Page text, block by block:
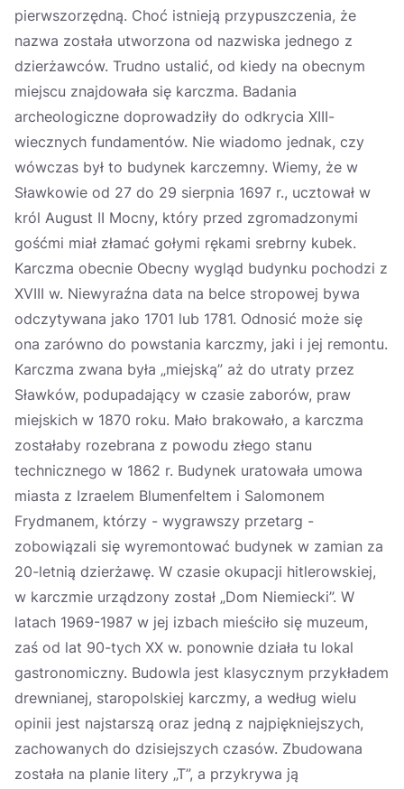
pierwszorzędną. Choć istnieją przypuszczenia, że
nazwa została utworzona od nazwiska jednego z
dzierżawców. Trudno ustalić, od kiedy na obecnym
miejscu znajdowała się karczma. Badania
archeologiczne doprowadziły do odkrycia XIII-
wiecznych fundamentów. Nie wiadomo jednak, czy
wówczas był to budynek karczemny. Wiemy, że w
Sławkowie od 27 do 29 sierpnia 1697 r., ucztował w
król August II Mocny, który przed zgromadzonymi
gośćmi miał złamać gołymi rękami srebrny kubek.
Karczma obecnie Obecny wygląd budynku pochodzi z
XVIII w. Niewyraźna data na belce stropowej bywa
odczytywana jako 1701 lub 1781. Odnosić może się
ona zarówno do powstania karczmy, jaki i jej remontu.
Karczma zwana była „miejską” aż do utraty przez
Sławków, podupadający w czasie zaborów, praw
miejskich w 1870 roku. Mało brakowało, a karczma
zostałaby rozebrana z powodu złego stanu
technicznego w 1862 r. Budynek uratowała umowa
miasta z Izraelem Blumenfeltem i Salomonem
Frydmanem, którzy - wygrawszy przetarg -
zobowiązali się wyremontować budynek w zamian za
20-letnią dzierżawę. W czasie okupacji hitlerowskiej,
w karczmie urządzony został „Dom Niemiecki”. W
latach 1969-1987 w jej izbach mieściło się muzeum,
zaś od lat 90-tych XX w. ponownie działa tu lokal
gastronomiczny. Budowla jest klasycznym przykładem
drewnianej, staropolskiej karczmy, a według wielu
opinii jest najstarszą oraz jedną z najpiękniejszych,
zachowanych do dzisiejszych czasów. Zbudowana
została na planie litery „T”, a przykrywa ją